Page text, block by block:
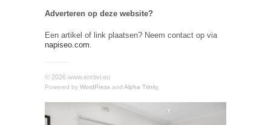
Adverteren op deze website?
Een artikel of link plaatsen? Neem contact op via
napiseo.com.
© 2026 www.enrtivi.eu
Powered by WordPress and Alpha Trinity